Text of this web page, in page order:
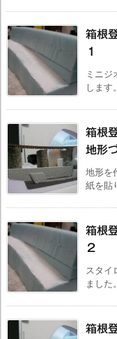
箱根
１
ミニジ
します
箱根
地形
地形を
紙を貼
箱根
２
スタイ
ました
箱根